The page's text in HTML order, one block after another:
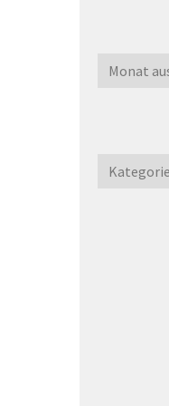
Archiv
Meine